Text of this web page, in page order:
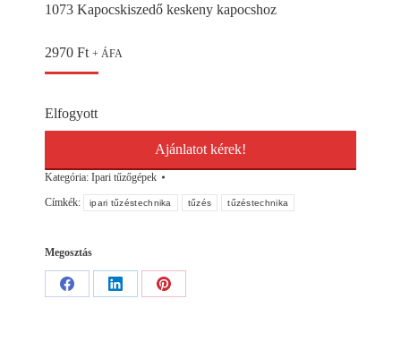
1073 Kapocskiszedő keskeny kapocshoz
2970 Ft + ÁFA
Elfogyott
Ajánlatot kérek!
Kategória: Ipari tűzőgépek
Címkék:
ipari tűzéstechnika tűzés tűzéstechnika
Megosztás
Share
Share
Share